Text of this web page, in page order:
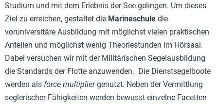
Studium und mit dem Erlebnis der See gelingen. Um dieses
Ziel zu erreichen, gestaltet die Marineschule die
voruniversitäre Ausbildung mit möglichst vielen praktischen
Anteilen und möglichst wenig Theoriestunden im Hörsaal.
Dabei versuchen wir mit der Militärischen Segelausbildung
die Standards der Flotte anzuwenden. Die Dienstsegelboote
werden als force multipliergenutzt. Neben der Vermittlung
seglerischer Fähigkeiten werden bewusst einzelne Facetten